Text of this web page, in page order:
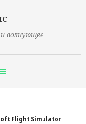
волнующее
Flight Simulator